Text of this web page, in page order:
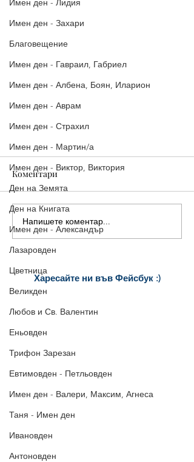
Имен ден - Лидия
Имен ден - Захари
Благовещение
Имен ден - Гавраил, Габриел
Имен ден - Албена, Боян, Иларион
Имен ден - Аврам
Имен ден - Страхил
Имен ден - Мартин/а
Имен ден - Виктор, Виктория
Ден на Земята
Ден на Книгата
Имен ден - Александър
Лазаровден
Цветница
Великден
Любов и Св. Валентин
Еньовден
Трифон Зарезан
Евтимовден - Петльовден
Имен ден - Валери, Максим, Агнеса
Таня - Имен ден
Ивановден
Антоновден
Днес 2-ри Февруари -
Петльовден или Сретение
Господне
Коментари
Напишете коментар...
Харесайте ни във Фейсбук :)
за още много
БЛАГОДАРИМ!